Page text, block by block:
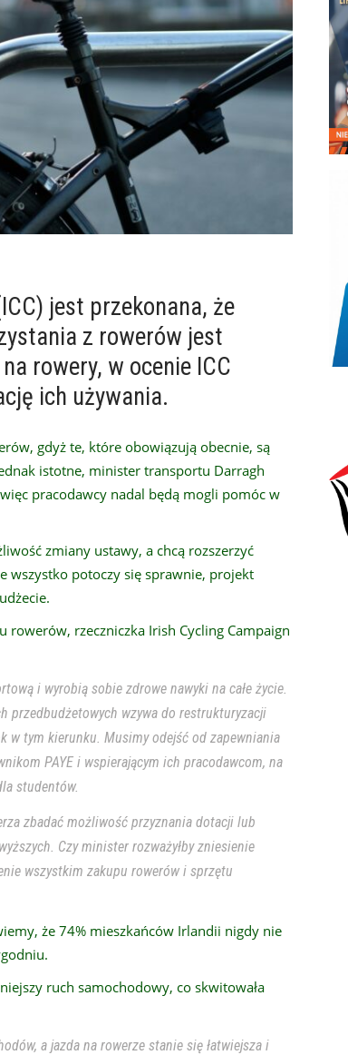
jest przekonana, że
z rowerów jest
rowery, w ocenie ICC
ich używania.
gdyż te, które obowiązują obecnie, są
istotne, minister transportu Darragh
pracodawcy nadal będą mogli pomóc w
zmiany ustawy, a chcą rozszerzyć
wszystko potoczy się sprawnie, projekt
rzeczniczka Irish Cycling Campaign
i wyrobią sobie zdrowe nawyki na całe życie.
przedbudżetowych wzywa do restrukturyzacji
w tym kierunku. Musimy odejść od zapewniania
PAYE i wspierającym ich pracodawcom, na
studentów.
zbadać możliwość przyznania dotacji lub
Czy minister rozważyłby zniesienie
wszystkim zakupu rowerów i sprzętu
że 74% mieszkańców Irlandii nigdy nie
ruch samochodowy, co skwitowała
a jazda na rowerze stanie się łatwiejsza i